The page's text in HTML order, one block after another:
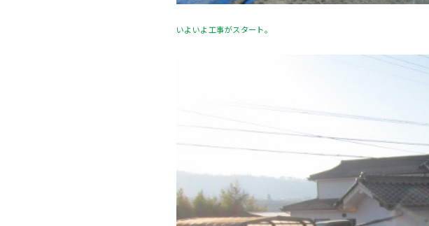
いよいよ工事がスタート。